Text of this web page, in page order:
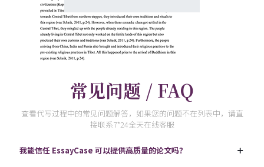
常见问题 / FAQ
查看代写过程中的常见问题解答，如果您的问题不在列表中，请直
接联系7*24全天在线客服
我能信任 EssayCase 可以提供高质量的论文吗？